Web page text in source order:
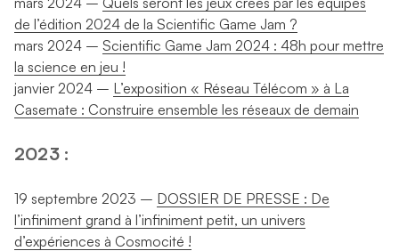
de l’édition 2024 de la Scientific Game Jam ?
mars 2024 – Scientific Game Jam 2024 : 48h pour mettre
la science en jeu !
janvier 2024 – L’exposition « Réseau Télécom » à La
Casemate : Construire ensemble les réseaux de demain
2023 :
19 septembre 2023 – DOSSIER DE PRESSE : De
l’infiniment grand à l’infiniment petit, un univers
d’expériences à Cosmocité !